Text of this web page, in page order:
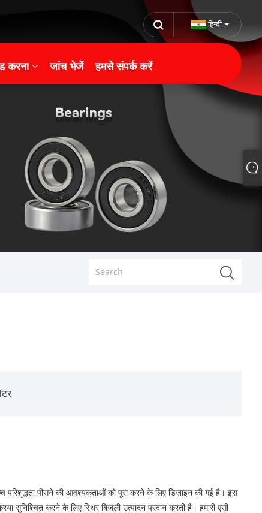
हिन्दी
करना जांच भेजें हमसे संपर्क करें
परिशुद्धता पीसने की आवश्यकताओं को पूरा करने के लिए डिज़ाइन की गई है। इस
सुनिश्चित करने के लिए स्थिर बिजली उत्पादन प्रदान करती है। हमारी एसी